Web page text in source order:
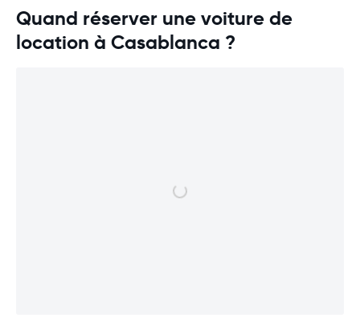
Quand réserver une voiture de
location à Casablanca ?